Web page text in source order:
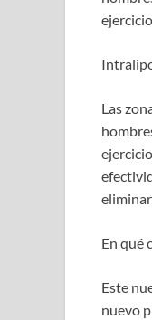
Las
En qué
Este
nuevo